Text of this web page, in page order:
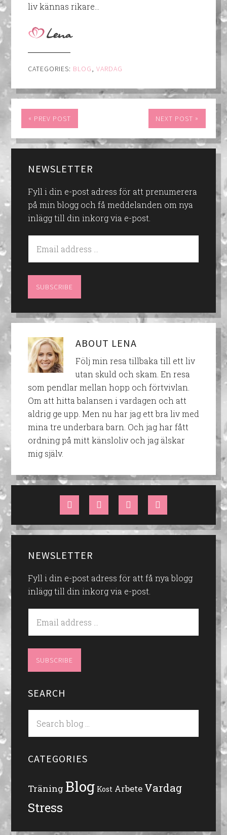
liv kännas rikare…
CATEGORIES: BLOG VARDAG
« PREV POST NEXT POST »
NEWSLETTER
Fyll i din e-post adress för att prenumerera
på min blogg och få meddelanden om nya
inlägg till din inkorg via e-post.
ABOUT LENA
Följ min resa tillbaka till ett liv
utan skuld och skam. En resa
som pendlar mellan hopp och förtvivlan.
Om att hitta balansen i vardagen och att
aldrig ge upp. Men nu har jag ett bra liv med
mina tre underbara barn. Och jag har fått
ordning på mitt känsloliv och jag älskar
mig själv.
NEWSLETTER
Fyll i din e-post adress för att få nya blogg
inlägg till din inkorg via e-post.
SEARCH
CATEGORIES
Träning Blog Kost Arbete Vardag
Stress